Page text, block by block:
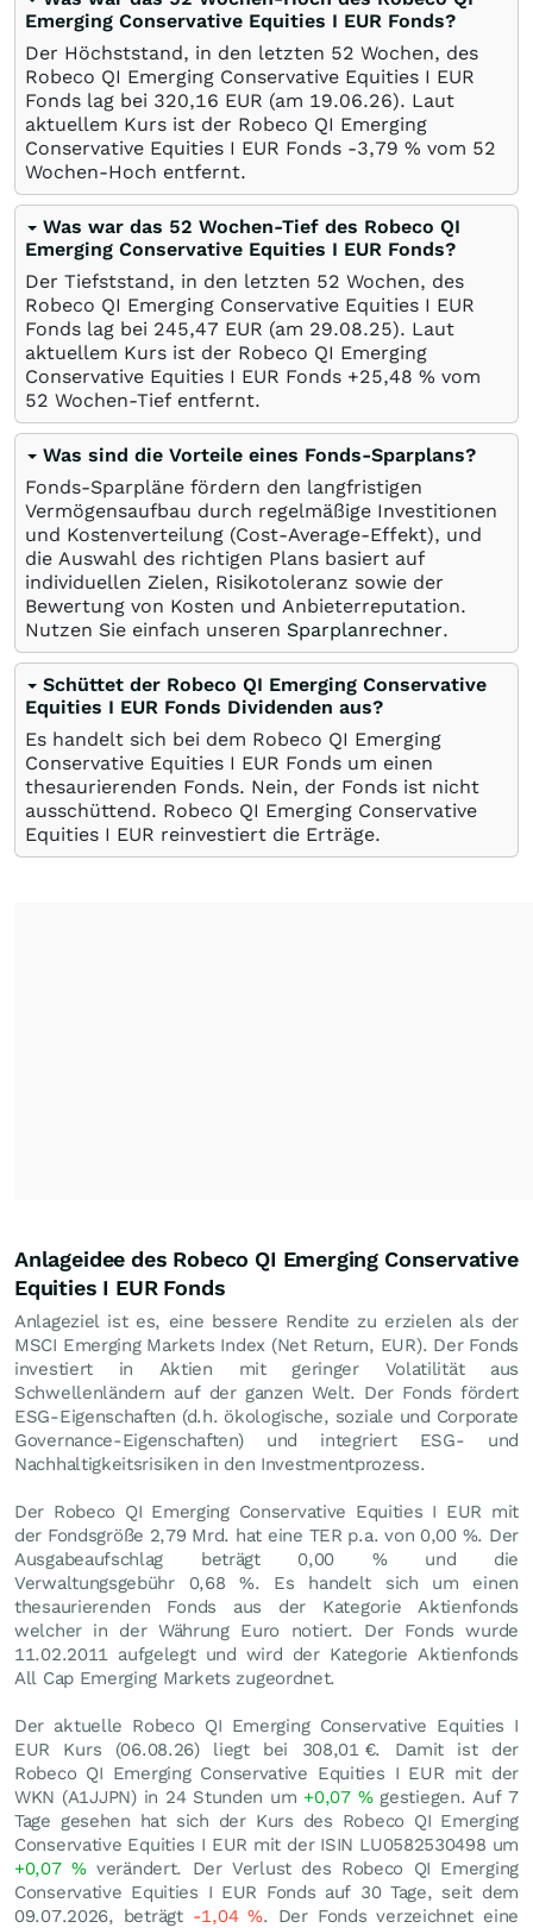
Emerging Conservative Equities I EUR Fonds?
Der Höchststand, in den letzten 52 Wochen, des
Robeco QI Emerging Conservative Equities I EUR
Fonds lag bei 320,16 EUR (am 19.06.26). Laut
aktuellem Kurs ist der Robeco QI Emerging
Conservative Equities I EUR Fonds -3,79 % vom 52
Wochen-Hoch entfernt.
Was war das 52 Wochen-Tief des Robeco QI
Emerging Conservative Equities I EUR Fonds?
Der Tiefststand, in den letzten 52 Wochen, des
Robeco QI Emerging Conservative Equities I EUR
Fonds lag bei 245,47 EUR (am 29.08.25). Laut
aktuellem Kurs ist der Robeco QI Emerging
Conservative Equities I EUR Fonds +25,48 % vom
52 Wochen-Tief entfernt.
Was sind die Vorteile eines Fonds-Sparplans?
Fonds-Sparpläne fördern den langfristigen
Vermögensaufbau durch regelmäßige Investitionen
und Kostenverteilung (Cost-Average-Effekt), und
die Auswahl des richtigen Plans basiert auf
individuellen Zielen, Risikotoleranz sowie der
Bewertung von Kosten und Anbieterreputation.
Nutzen Sie einfach unseren Sparplanrechner.
Schüttet der Robeco QI Emerging Conservative
Equities I EUR Fonds Dividenden aus?
Es handelt sich bei dem Robeco QI Emerging
Conservative Equities I EUR Fonds um einen
thesaurierenden Fonds. Nein, der Fonds ist nicht
ausschüttend. Robeco QI Emerging Conservative
Equities I EUR reinvestiert die Erträge.
Anlageidee des Robeco QI Emerging Conservative
Equities I EUR Fonds
Anlageziel ist es, eine bessere Rendite zu erzielen als der
MSCI Emerging Markets Index (Net Return, EUR). Der Fonds
investiert in Aktien mit geringer Volatilität aus
Schwellenländern auf der ganzen Welt. Der Fonds fördert
ESG-Eigenschaften (d.h. ökologische, soziale und Corporate
Governance-Eigenschaften) und integriert ESG- und
Nachhaltigkeitsrisiken in den Investmentprozess.
Der Robeco QI Emerging Conservative Equities I EUR mit
der Fondsgröße 2,79 Mrd. hat eine TER p.a. von 0,00 %. Der
Ausgabeaufschlag beträgt 0,00 % und die
Verwaltungsgebühr 0,68 %. Es handelt sich um einen
thesaurierenden Fonds aus der Kategorie Aktienfonds
welcher in der Währung Euro notiert. Der Fonds wurde
11.02.2011 aufgelegt und wird der Kategorie Aktienfonds
All Cap Emerging Markets zugeordnet.
Der aktuelle Robeco QI Emerging Conservative Equities I
EUR Kurs (06.08.26) liegt bei 308,01 €. Damit ist der
Robeco QI Emerging Conservative Equities I EUR mit der
WKN (A1JJPN) in 24 Stunden um +0,07 %gestiegen. Auf 7
Tage gesehen hat sich der Kurs des Robeco QI Emerging
Conservative Equities I EUR mit der ISIN LU0582530498 um
+0,07 %verändert. Der Verlust des Robeco QI Emerging
Conservative Equities I EUR Fonds auf 30 Tage, seit dem
09.07.2026, beträgt -1,04%. Der Fonds verzeichnet eine